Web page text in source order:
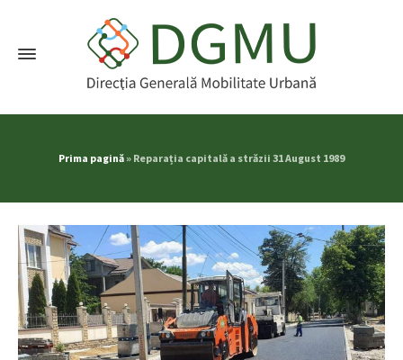
Prima pagină » Reparația capitală a străzii 31 August 1989